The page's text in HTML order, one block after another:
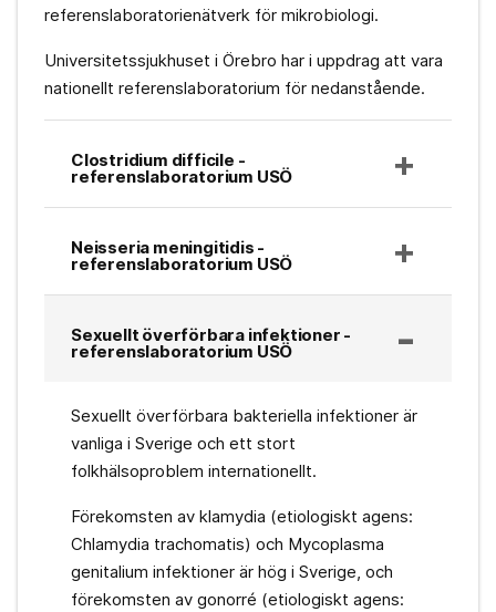
referenslaboratorienätverk för mikrobiologi.
Universitetssjukhuset i Örebro har i uppdrag att vara
nationellt referenslaboratorium för nedanstående.
Clostridium difficile -
referenslaboratorium USÖ
Neisseria meningitidis -
referenslaboratorium USÖ
Sexuellt överförbara infektioner -
referenslaboratorium USÖ
Sexuellt överförbara bakteriella infektioner är
vanliga i Sverige och ett stort
folkhälsoproblem internationellt.
Förekomsten av klamydia (etiologiskt agens:
Chlamydia trachomatis) och Mycoplasma
genitalium infektioner är hög i Sverige, och
förekomsten av gonorré (etiologiskt agens: